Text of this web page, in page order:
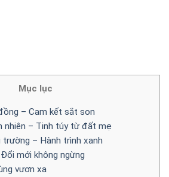
Mục lục
– Cam kết sắt son
nhiên – Tinh túy từ đất mẹ
– Hành trình xanh
mới không ngừng
vươn xa